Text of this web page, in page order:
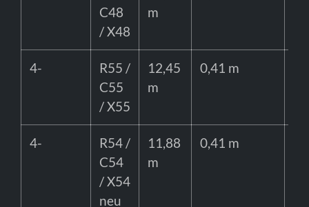
C48
/ X48
m
4-
R55 /
C55
/ X55
12,45
m
0,41 m
4-
R54 /
C54
/ X54
neu
11,88
m
0,41 m